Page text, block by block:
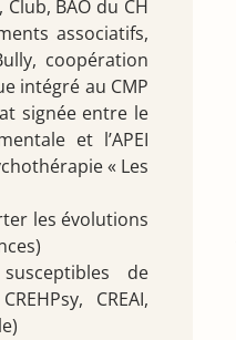
BAO du CH
associatifs,
coopération
intégré au CMP
signée entre le
et l’APEI
« Les
les évolutions
de
CREAI,